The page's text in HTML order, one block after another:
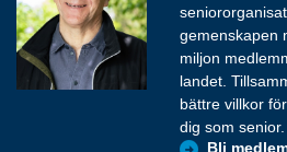
gemenskapen
miljon
landet.
bättre villkor
dig som senior.
Bli